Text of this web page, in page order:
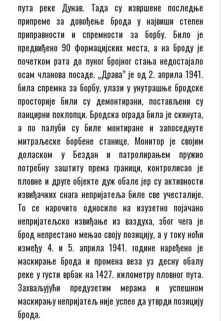
пута реке Дунав. Тада су извршене последње
припреме за довођење брода у највиши степен
приправности и спремности за борбу. Било је
предвиђено 90 формацијских места, а на броду је
почетком рата до пуног бројног стања недостајало
осам чланова посаде. „Драва” је од 2. априла 1941.
била спремна за борбу, улази у унутрашње бродске
просторије били су демонтирани, постављени су
панцирни поклопци. Бродска ограда била је скинута,
а по палуби су биле монтиране и запоседнуте
митраљеске борбене станице. Монитор је својим
доласком у Бездан и патролирањем пружио
потребну заштиту према граници, контролисао је
пловне и друге објекте дуж обале јер су активности
извиђачких снага непријатеља биле све учесталије.
То се нарочито односило на изузетно појачано
непријатељско извиђање из ваздуха, због чега је
брод непрестано мењао своју позицију, а у току ноћи
између 4. и 5. априла 1941. године наређено је
маскирање брода и промена веза уз десну обалу
реке у густи врбак на 1427. километру пловног пута.
Захваљујући предузетим мерама и успешном
маскирању непријатељ није успео да утврди позицију
брода.